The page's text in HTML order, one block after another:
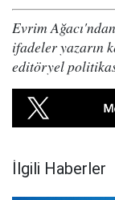
Evrim
ifadeler yazarın
editöryel
İlgili Haberler